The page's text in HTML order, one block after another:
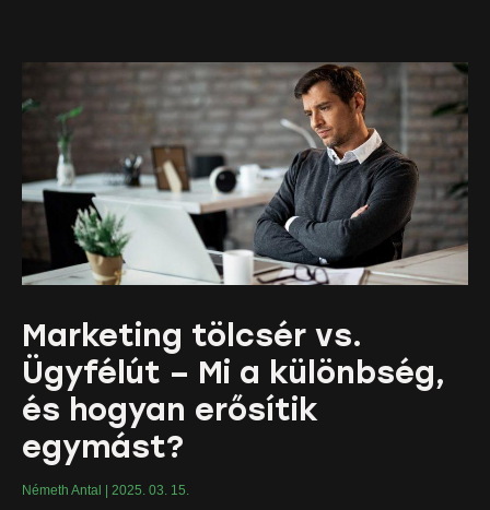
Marketing tölcsér vs.
Ügyfélút – Mi a különbség,
és hogyan erősítik
egymást?
Németh Antal 2025. 03. 15.